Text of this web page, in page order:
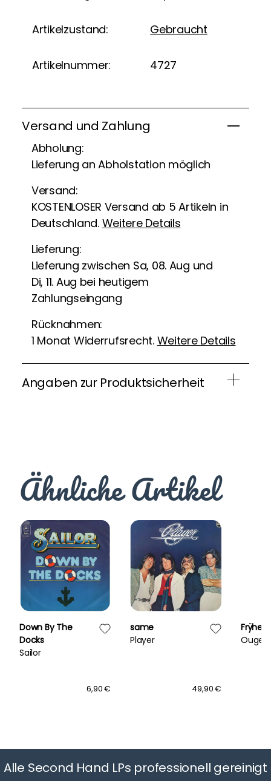
Artikelzustand: Gebraucht
Artikelnummer: 4727
Versand und Zahlung
Abholung:
Lieferung an Abholstation möglich
Versand:
KOSTENLOSER Versand ab 5 Artikeln in
Deutschland. Weitere Details
Lieferung:
Lieferung zwischen Sa, 08. Aug und
Di, 11. Aug bei heutigem
Zahlungseingang
Rücknahmen:
1 Monat Widerrufsrecht. Weitere Details
Angaben zur Produktsicherheit
Ähnliche Artikel
Down By The
Docks
Sailor
6,90 €
same
Player
49,90 €
Frÿheit
Alle Second Hand LPs professionell gereinigt